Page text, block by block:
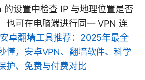
设置中检查 IP 与地理位置是否
也可在电脑端进行同一 VPN 连
安卓翻墙工具推荐：2025年最全
懂，安卓VPN、翻墙软件、科学
护、免费与付费对比